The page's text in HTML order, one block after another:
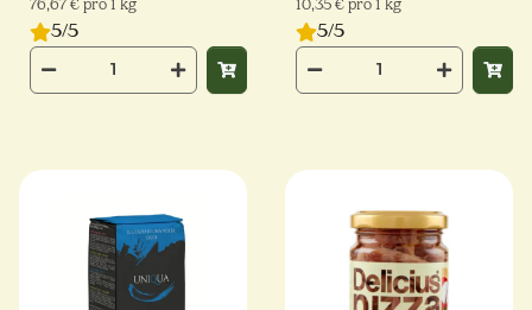
76,67 € pro 1 kg
5/5
10,35 € pro 1 kg
5/5